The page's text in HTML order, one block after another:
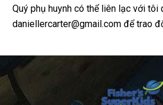
Quý phụ huynh có thể liên lạc với tôi
daniellercarter@gmail.com để trao